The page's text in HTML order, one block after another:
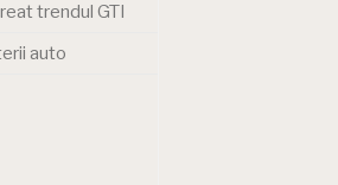
trendul GTI
auto